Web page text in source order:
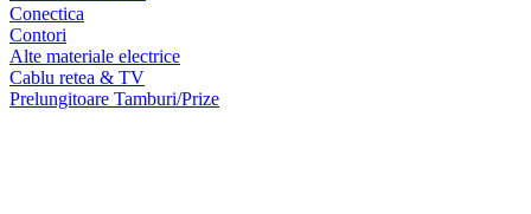
Conectica
Contori
Alte materiale electrice
Cablu retea & TV
Prelungitoare Tamburi/Prize